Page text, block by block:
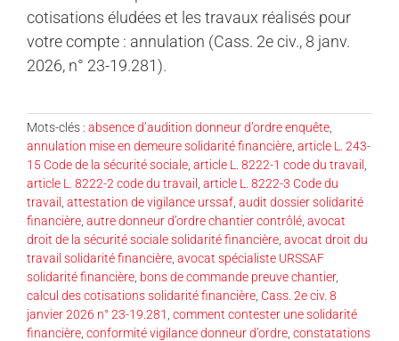
cotisations éludées et les travaux réalisés pour
votre compte : annulation (Cass. 2e civ., 8 janv.
2026, n° 23-19.281).
Mots-clés : absence d’audition donneur d’ordre enquête
annulation mise en demeure solidarité financière article L. 243-
15 Code de la sécurité sociale article L. 8222-1 code du travail
article L. 8222-2 code du travail
article L. 8222-3 Code du
travail
attestation de vigilance urssaf audit dossier solidarité
financière autre donneur d’ordre chantier contrôlé avocat
droit de la sécurité sociale solidarité financière avocat droit du
travail solidarité financière avocat spécialiste URSSAF
solidarité financière bons de commande preuve chantier,
calcul des cotisations solidarité financière Cass. 2e civ. 8
janvier 2026 n° 23-19.281 comment contester une solidarité
financière conformité vigilance donneur d’ordre constatations